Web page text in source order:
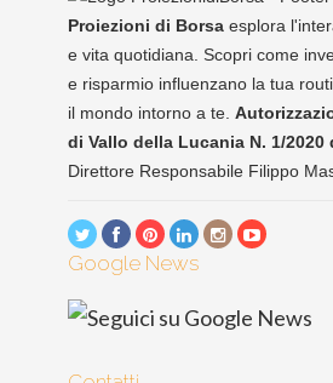
Proiezioni di Borsa esplora
e vita quotidiana. Scopri come
e risparmio influenzano la tua
il mondo intorno a te.
di Vallo della Lucania N. 1/2020
Direttore Responsabile Filippo
Google News